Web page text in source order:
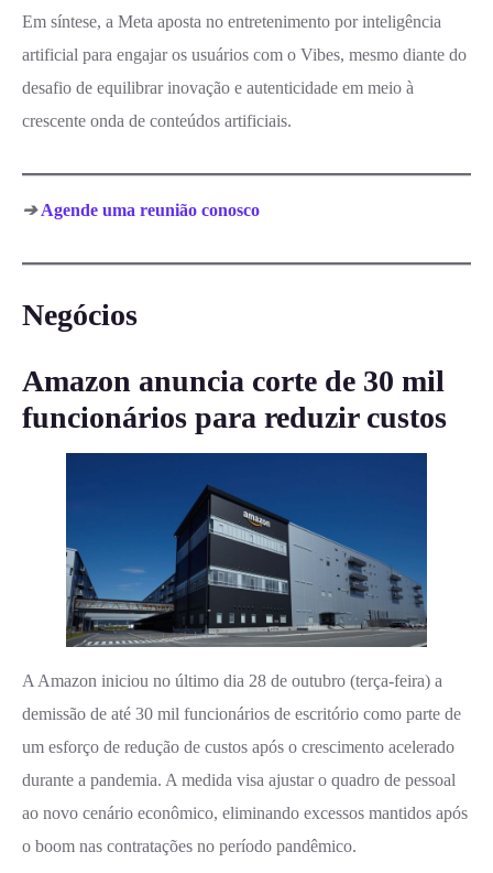
Em síntese, a Meta aposta no entretenimento por inteligência
artificial para engajar os usuários com o Vibes, mesmo diante do
desafio de equilibrar inovação e autenticidade em meio à
crescente onda de conteúdos artificiais.
➔Agende uma reunião conosco
Negócios
Amazon anuncia corte de 30 mil
funcionários para reduzir custos
A Amazon iniciou no último dia 28 de outubro (terça-feira) a
demissão de até 30 mil funcionários de escritório como parte de
um esforço de redução de custos após o crescimento acelerado
durante a pandemia. A medida visa ajustar o quadro de pessoal
ao novo cenário econômico, eliminando excessos mantidos após
o boom nas contratações no período pandêmico.